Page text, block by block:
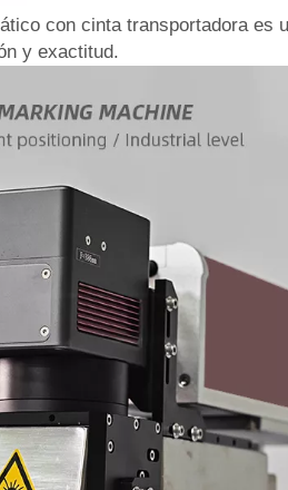
con cinta transportadora es
y exactitud.